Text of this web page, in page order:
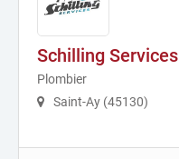
Schilling Services
Plombier
Saint-Ay (45130)